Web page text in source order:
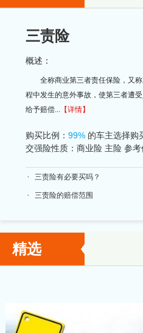
三责险
概述：
全称商业第三者责任保险，又
程中发生的意外事故，使第三者遭
给予赔偿... 【详情】
购买比例： 99% 的车主选择购
交强险性质：商业险 主险 参考
三责险有必要买吗？
三责险的赔偿范围
精选